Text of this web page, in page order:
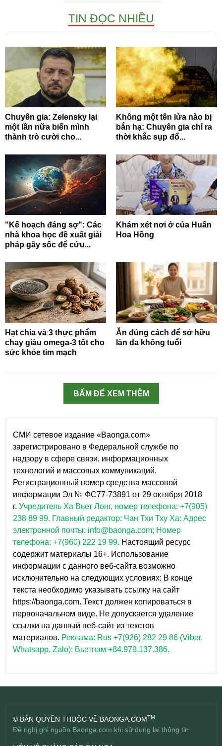
TIN ĐỌC NHIỀU
Chuyên gia: Zelensky lại
một lần nữa biến mình
thành trò cười cho...
Không một tên lửa nào bị
bắn hạ: Chuyên gia chỉ ra
thời khắc sụp đổ...
"Kế hoạch đáng sợ": Các
nhà khoa học đề xuất giải
pháp gây sốc để cứu...
Khám xét nơi ở của Huấn
Hoa Hồng
Hạt chia và 3 thực phẩm
chay giàu omega-3 tốt cho
sức khỏe tim mạch
Ăn đúng cách để sở hữu
làn da không tuổi
BẤM ĐỂ XEM THÊM
СМИ сетевое издание «Baonga.com»
зарегистрировано в Федеральной службе по
надзору в сфере связи, информационных
технологий и массовых коммуникаций.
Регистрационный номер средства массовой
информации Эл № ФС77-73891 от 29 октября 2018
г. Учредитель Ха Вьет Лонг, номер телефона: +7(905)
238 89 99. Главный редактор: Чан Тхи Тху Ха: Адрес
электронной почты: info@baonga.com; Номер
телефона: +7(960) 222 19 99. Настоящий ресурс
содержит материалы 16+. Использование
информации с данного веб-сайта возможно
исключительно на следующих условиях: В конце
текста необходимо указывать ссылку на сайт
https://baonga.com. Текст должен копироваться в
первоначальном виде. Не допускается удаление
ссылки на данный веб-сайт из текстов
материалов. Реклама: Rus +7(926) 282 29 86 (Viber,
Whatsapp, Zalo); Вьетнам +84.979.137.386.
© BẢN QUYỀN THUỘC VỀ BAONGA.COMTM
Đề nghị ghi nguồn Baonga.com khi sử dụng lại thông tin